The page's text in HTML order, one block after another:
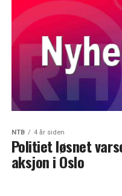
NTB 4 år siden
Politiet løsnet
aksjon i Oslo